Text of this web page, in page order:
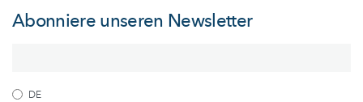
Abonniere unseren Newsletter
DE